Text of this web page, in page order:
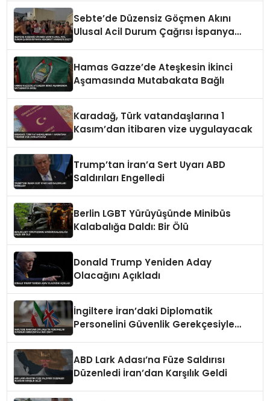
Sebte’de Düzensiz Göçmen Akını
Ulusal Acil Durum Çağrısı İspanya
Hamas Gazze’de Ateşkesin İkinci
Aşamasında Mutabakata Bağlı
Karadağ, Türk vatandaşlarına 1
Kasım’dan itibaren vize uygulayacak
Trump’tan İran’a Sert Uyarı ABD
Saldırıları Engelledi
Berlin LGBT Yürüyüşünde Minibüs
Kalabalığa Daldı: Bir Ölü
Donald Trump Yeniden Aday
Olacağını Açıkladı
İngiltere İran’daki Diplomatik
Personelini Güvenlik Gerekçesiyle
ABD Lark Adası’na Füze Saldırısı
Düzenledi İran’dan Karşılık Geldi